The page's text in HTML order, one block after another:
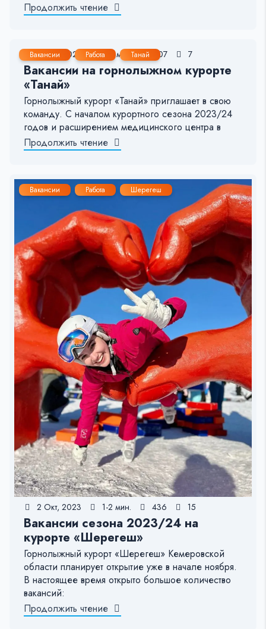
Продолжить чтение
Вакансии Работа Танай
9 Окт, 2023 < 1 мин. 407 7
Вакансии на горнолыжном курорте
«Танай»
Горнолыжный курорт «Танай» приглашает в свою
команду. С началом курортного сезона 2023/24
годов и расширением медицинского центра в
Продолжить чтение
Вакансии Работа Шерегеш
2 Окт, 2023 1-2 мин. 436 15
Вакансии сезона 2023/24 на
курорте «Шерегеш»
Горнолыжный курорт «Шерегеш» Кемеровской
области планирует открытие уже в начале ноября.
В настоящее время открыто большое количество
вакансий:
Продолжить чтение